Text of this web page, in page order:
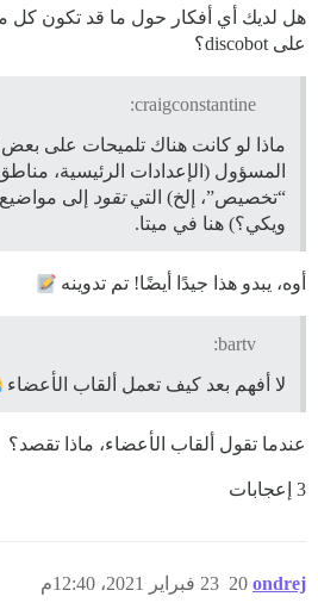
هل لديك أي أفكار حول ما قد تكون كل
على discobot؟
craigconstantine:
ماذا لو كانت هناك تلميحات على
المسؤول (الإعدادات الرئيسية،
“تخصيص”، إلخ) التيتقود إلى
ويكي؟) هنا في ميتا.
أوه، يبدو هذا جيدًا أيضًا! تم تدوينه
bartv:
لا أفهم بعد كيف تعمل ألقاب الأعضاء
عندما تقول ألقاب الأعضاء، ماذا تقصد؟
3 إعجابات
ondrej 23 فبراير 2021، 12:40م 20